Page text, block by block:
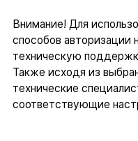
Внимание! Для
способов авторизации
техническую
Также исходя из
технические
соответствующие